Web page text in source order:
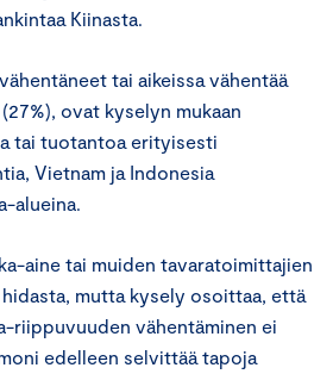
Kiinasta.
tai aikeissa vähentää
ovat kyselyn mukaan
tai tuotantoa erityisesti
Vietnam ja Indonesia
alueina.
aine tai muiden tavaratoimittajien
mutta kysely osoittaa, että
riippuvuuden vähentäminen ei
edelleen selvittää tapoja